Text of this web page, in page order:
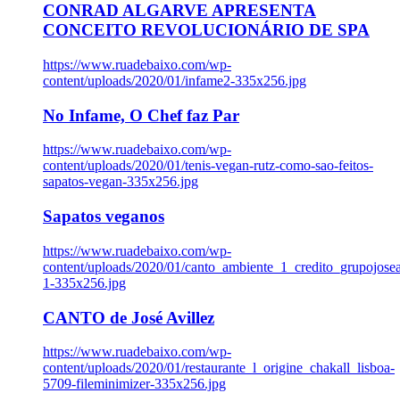
CONRAD ALGARVE APRESENTA
CONCEITO REVOLUCIONÁRIO DE SPA
https://www.ruadebaixo.com/wp-
content/uploads/2020/01/infame2-335x256.jpg
No Infame, O Chef faz Par
https://www.ruadebaixo.com/wp-
content/uploads/2020/01/tenis-vegan-rutz-como-sao-feitos-
sapatos-vegan-335x256.jpg
Sapatos veganos
https://www.ruadebaixo.com/wp-
content/uploads/2020/01/
1-335x256.jpg
CANTO de José Avillez
https://www.ruadebaixo.com/wp-
content/uploads/2020/01/restaurante_l_origine_chakall_lisboa-
5709-fileminimizer-335x256.jpg